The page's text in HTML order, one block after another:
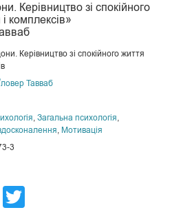
Керівництво зі спокійного
комплексів»
Керівництво зі спокійного життя
Тавваб
, Загальна психологія,
, Мотивація
3
Facebook